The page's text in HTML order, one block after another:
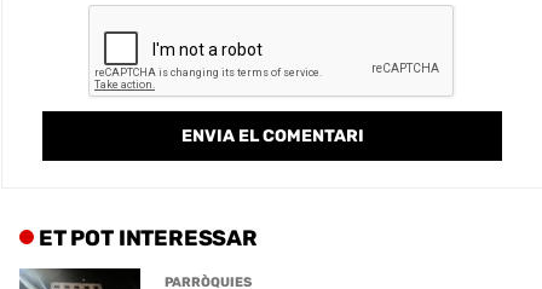
ET POT INTERESSAR
PARRÒQUIES